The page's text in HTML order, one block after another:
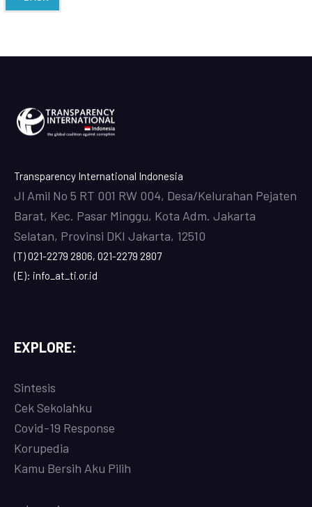
Transparency International Indonesia
Jl Amil No 5 RT 001 RW 004, Desa/Kelurahan Pejaten
Barat, Kec. Pasar Minggu, Kota Adm. Jakarta
Selatan, Provinsi DKI Jakarta, 12510
(T) 021-2279 2806, 021-2279 2807
(E): info_at_ti.or.id
EXPLORE:
Sintesis
Cek Sekolahku
Covid-19 Response
Korupedia
Kamu Bersih Aku Pilih